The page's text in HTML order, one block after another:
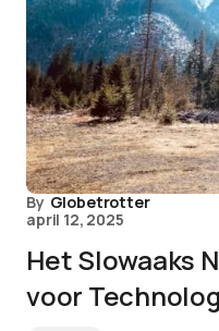
By Globetrotter
april 12, 2025
Het Slowaaks
voor